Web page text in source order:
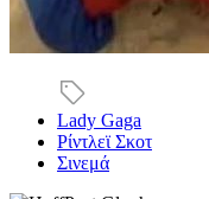
Lady Gaga
Ρίντλεϊ Σκοτ
Σινεμά